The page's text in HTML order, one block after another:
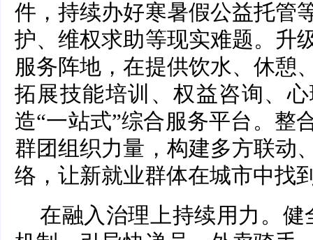
件，持续办好寒暑假公益托管
护、维权求助等现实难题。升
服务阵地，在提供饮水、休憩
拓展技能培训、权益咨询、
造“一站式”综合服务平台。整
群团组织力量，构建多方联动
络，让新就业群体在城市中找
在融入治理上持续用力。健